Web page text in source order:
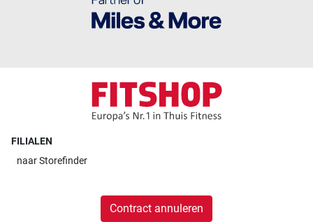
FILIALEN
naarStorefinder
Contract annuleren